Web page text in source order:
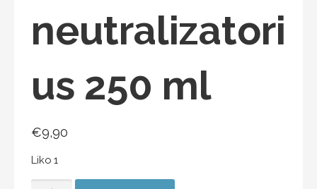
neutralizatori
us 250 ml
€9,90
Liko 1